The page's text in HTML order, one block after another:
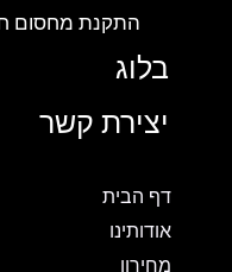
התקנת מחסום חניה
בלוג
יצירת קשר
דף הבית
אודותינו
מחירון